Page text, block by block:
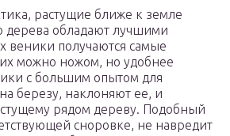
растущие ближе к земле
дерева обладают лучшими
веники получаются самые
можно ножом, но удобнее
с большим опытом для
березу, наклоняют ее, и
рядом дереву. Подобный
сноровке, не навредит